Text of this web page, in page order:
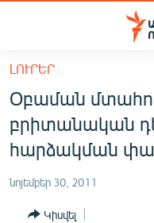
Մատչելիության
հիմնական
բովանդակությանը
Անցնել
հիմնական
մենյուին
ՀԱՅԱՍՏԱՆ
ՔԱՂԱՔԱԿԱՆ
ԼՈՒՐԵՐ
Օբաման
բրիտանական
հարձակման
նոյեմբեր 30, 2011
Կիսվել